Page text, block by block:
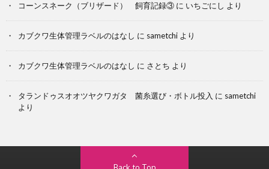
コーンスネーク（ブリザード） 飼育記録③ に いちごにし より
カブクワ生体管理ラベルのはなし に sametchi より
カブクワ生体管理ラベルのはなし に さとち より
タランドゥスオオツヤクワガタ 菌糸選び・ボトル投入 に sametchi
より